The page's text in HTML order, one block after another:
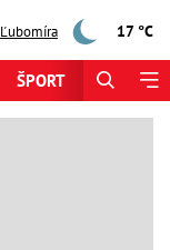
Ľubomíra 17 °C
ŠPORT